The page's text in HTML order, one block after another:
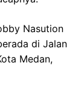
Nasution
di Jalan
Medan,